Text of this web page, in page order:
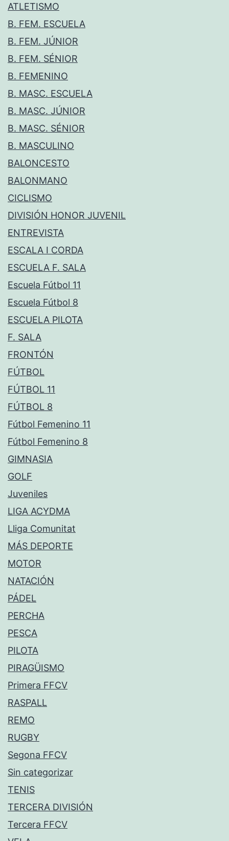
ATLETISMO
B. FEM. ESCUELA
B. FEM. JÚNIOR
B. FEM. SÉNIOR
B. FEMENINO
B. MASC. ESCUELA
B. MASC. JÚNIOR
B. MASC. SÉNIOR
B. MASCULINO
BALONCESTO
BALONMANO
CICLISMO
DIVISIÓN HONOR JUVENIL
ENTREVISTA
ESCALA I CORDA
ESCUELA F. SALA
Escuela Fútbol 11
Escuela Fútbol 8
ESCUELA PILOTA
F. SALA
FRONTÓN
FÚTBOL
FÚTBOL 11
FÚTBOL 8
Fútbol Femenino 11
Fútbol Femenino 8
GIMNASIA
GOLF
Juveniles
LIGA ACYDMA
Lliga Comunitat
MÁS DEPORTE
MOTOR
NATACIÓN
PÁDEL
PERCHA
PESCA
PILOTA
PIRAGÜISMO
Primera FFCV
RASPALL
REMO
RUGBY
Segona FFCV
Sin categorizar
TENIS
TERCERA DIVISIÓN
Tercera FFCV